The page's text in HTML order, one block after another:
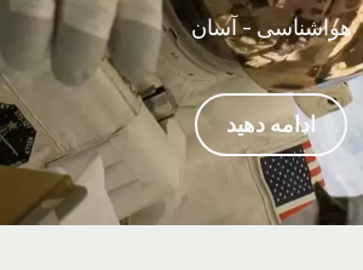
هواشناسی - آسان
ادامه دهید